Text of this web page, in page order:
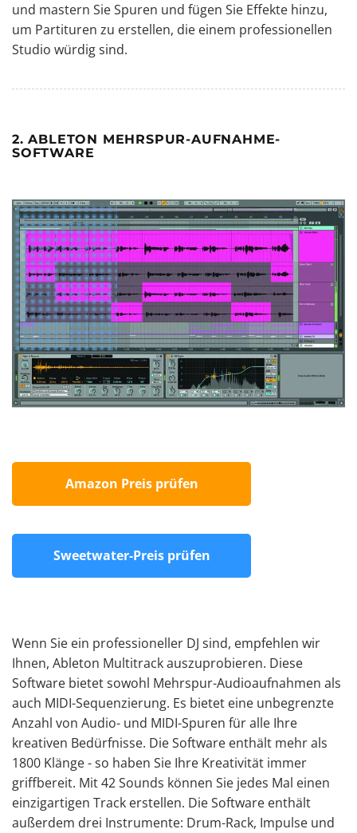
und mastern Sie Spuren und fügen Sie Effekte hinzu,
um Partituren zu erstellen, die einem professionellen
Studio würdig sind.
2. ABLETON MEHRSPUR-AUFNAHME-
SOFTWARE
Amazon Preis prüfen
Sweetwater-Preis prüfen
Wenn Sie ein professioneller DJ sind, empfehlen wir
Ihnen, Ableton Multitrack auszuprobieren. Diese
Software bietet sowohl Mehrspur-Audioaufnahmen als
auch MIDI-Sequenzierung. Es bietet eine unbegrenzte
Anzahl von Audio- und MIDI-Spuren für alle Ihre
kreativen Bedürfnisse. Die Software enthält mehr als
1800 Klänge - so haben Sie Ihre Kreativität immer
griffbereit. Mit 42 Sounds können Sie jedes Mal einen
einzigartigen Track erstellen. Die Software enthält
außerdem drei Instrumente: Drum-Rack, Impulse und